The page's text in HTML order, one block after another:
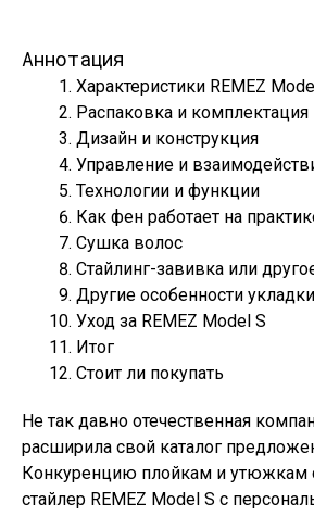
Аннотация
Характеристики REMEZ
Распаковка и комплектация
Дизайн и конструкция
Управление и
Технологии и функции
Как фен работает на
Сушка волос
Стайлинг-завивка или
Другие особенности укладки
Уход за REMEZ Model S
Итог
Стоит ли покупать
Не так давно отечественная
расширила свой каталог
Конкуренцию плойкам и утюжкам
стайлер REMEZ Model S с